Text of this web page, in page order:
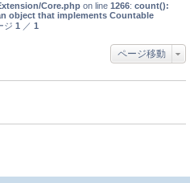
Core.phpon line 1266: count():
object that implements Countable
ジ 1 ／ 1
ページ移動